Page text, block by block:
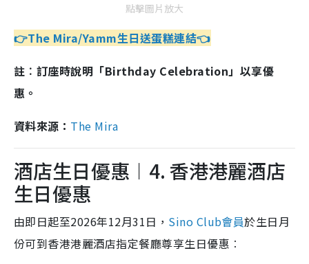
點擊圖片放大
👉The Mira/Yamm生日送蛋糕連結👈
註︰訂座時說明「Birthday Celebration」以享優
惠。
資料來源： The Mira
酒店生日優惠︱4. 香港港麗酒店
生日優惠
由即日起至2026年12月31日， Sino Club會員於生日月
份可到香港港麗酒店指定餐廳尊享生日優惠︰